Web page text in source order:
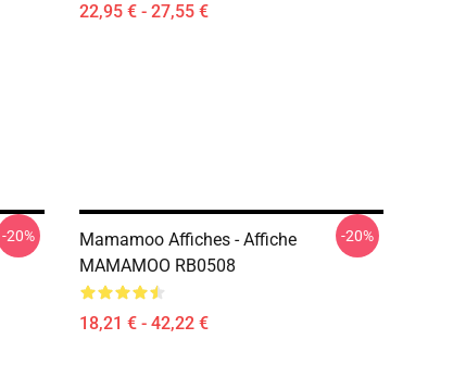
22,95 € - 27,55 €
-20%
Mamamoo Affiches - Affiche
MAMAMOO RB0508
18,21 € - 42,22 €
-20%